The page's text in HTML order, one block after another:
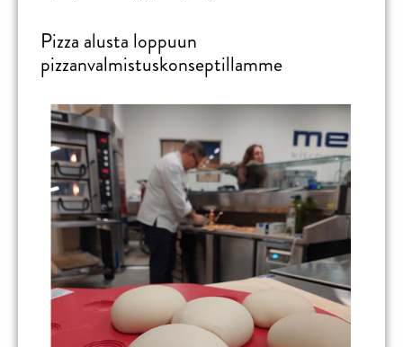
Pizza alusta loppuun
pizzanvalmistuskonseptillamme